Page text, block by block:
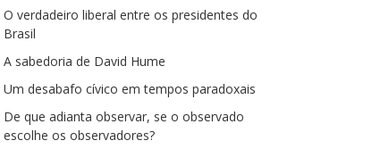
O verdadeiro liberal entre os presidentes do
Brasil
A sabedoria de David Hume
Um desabafo cívico em tempos paradoxais
De que adianta observar, se o observado
escolhe os observadores?